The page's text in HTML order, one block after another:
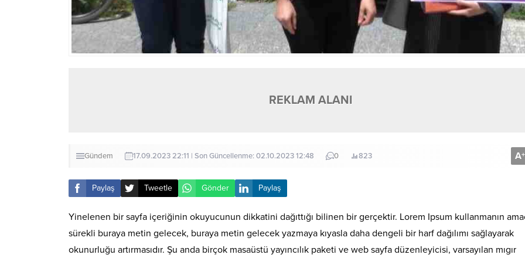
REKLAM ALANI
Gündem 17.09.2023 22:11 | Son Güncellenme: 02.10.2023 12:48 0 823 A+
Paylaş Tweetle Gönder Paylaş
Yinelenen bir sayfa içeriğinin okuyucunun dikkatini dağıttığı bilinen bir gerçektir. Lorem Ipsum kullanmanın
sürekli buraya metin gelecek, buraya metin gelecek yazmaya kıyasla daha dengeli bir harf dağılımı sağlayarak
okunurluğu artırmasıdır. Şu anda birçok masaüstü yayıncılık paketi ve web sayfa düzenleyicisi, varsayılan mıgır